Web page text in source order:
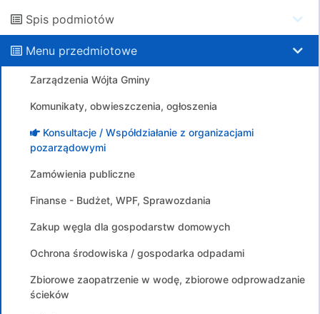
Spis podmiotów
Menu przedmiotowe
Zarządzenia Wójta Gminy
Komunikaty, obwieszczenia, ogłoszenia
Konsultacje / Współdziałanie z organizacjami
pozarządowymi
Zamówienia publiczne
Finanse - Budżet, WPF, Sprawozdania
Zakup węgla dla gospodarstw domowych
Ochrona środowiska / gospodarka odpadami
Zbiorowe zaopatrzenie w wodę, zbiorowe odprowadzanie
ścieków